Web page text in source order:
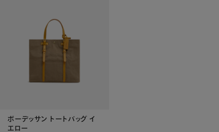
ボーデッサン トートバッグ イ
エロー